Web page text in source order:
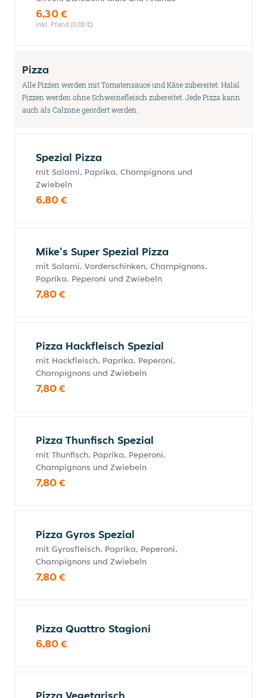
6,30 €
inkl. Pfand (0,00 €)
Pizza
Alle Pizzen werden mit Tomatensauce und Käse zubereitet. Halal
Pizzen werden ohne Schweinefleisch zubereitet. Jede Pizza kann
auch als Calzone geordert werden.
Spezial Pizza
mit Salami, Paprika, Champignons und
Zwiebeln
6,80 €
Mike's Super Spezial Pizza
mit Salami, Vorderschinken, Champignons,
Paprika, Peperoni und Zwiebeln
7,80 €
Pizza Hackfleisch Spezial
mit Hackfleisch, Paprika, Peperoni,
Champignons und Zwiebeln
7,80 €
Pizza Thunfisch Spezial
mit Thunfisch, Paprika, Peperoni,
Champignons und Zwiebeln
7,80 €
Pizza Gyros Spezial
mit Gyrosfleisch, Paprika, Peperoni,
Champignons und Zwiebeln
7,80 €
Pizza Quattro Stagioni
6,80 €